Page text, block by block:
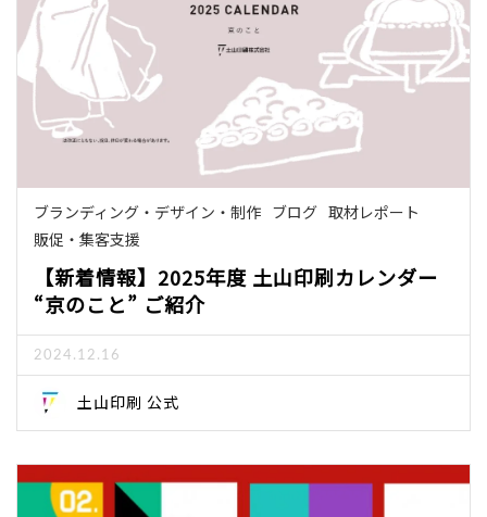
ブランディング・デザイン・制作 ブログ 取材レポート
販促・集客支援
【新着情報】2025年度 土山印刷カレンダー
“京のこと” ご紹介
2024.12.16
土山印刷 公式